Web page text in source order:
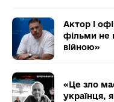
Актор і
фільми не
війною»
«Це зло
українця,